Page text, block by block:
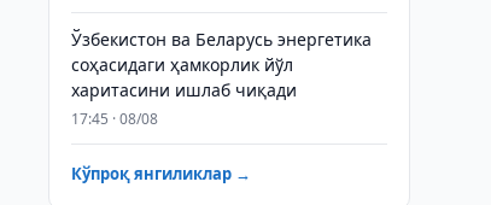
Ўзбекистон ва Беларусь энергетика
соҳасидаги ҳамкорлик йўл
харитасини ишлаб чиқади
17:45 · 08/08
Кўпроқ янгиликлар →